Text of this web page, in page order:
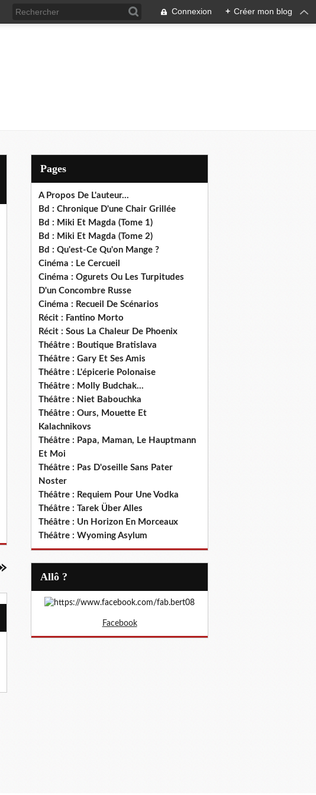
Connexion + Créer mon blog
Pages
A Propos De L'auteur...
Bd : Chronique D'une Chair Grillée
Bd : Miki Et Magda (Tome 1)
Bd : Miki Et Magda (Tome 2)
Bd : Qu'est-Ce Qu'on Mange ?
Cinéma : Le Cercueil
Cinéma : Ogurets Ou Les Turpitudes
D'un Concombre Russe
Cinéma : Recueil De Scénarios
Récit : Fantino Morto
Récit : Sous La Chaleur De Phoenix
Théâtre : Boutique Bratislava
Théâtre : Gary Et Ses Amis
Théâtre : L'épicerie Polonaise
Théâtre : Molly Budchak...
Théâtre : Niet Babouchka
Théâtre : Ours, Mouette Et
Kalachnikovs
Théâtre : Papa, Maman, Le Hauptmann
Et Moi
Théâtre : Pas D'oseille Sans Pater
Noster
Théâtre : Requiem Pour Une Vodka
Théâtre : Tarek Über Alles
Théâtre : Un Horizon En Morceaux
Théâtre : Wyoming Asylum
Allô ?
Facebook